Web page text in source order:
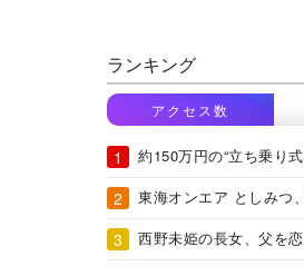
ランキング
アクセス数
約150万円の“立ち乗り
東海オンエア としみつ
西野未姫の長女、父を